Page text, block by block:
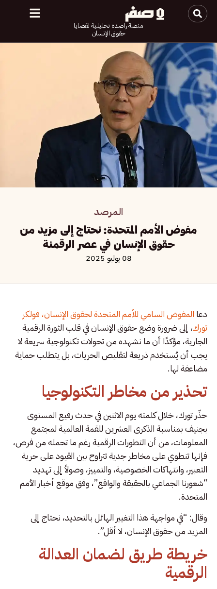
منصة راصدة تحليلية لقضايا
حقوق الإنسان
المرصد
مفوض الأمم المتحدة: نحتاج إلى مزيد من
حقوق الإنسان في عصر الرقمنة
08 يوليو 2025
دعا المفوض السامي للأمم المتحدة لحقوق الإنسان، فولكر
تورك، إلى ضرورة وضع حقوق الإنسان في قلب الثورة الرقمية
الجارية، مؤكدًا أن ما نشهده من تحولات تكنولوجية سريعة لا
يجب أن يُستخدم ذريعة لتقليص الحريات، بل يتطلب حماية
مضاعفة لها.
تحذير من مخاطر التكنولوجيا
حذّر تورك، خلال كلمته يوم الاثنين في حدث رفيع المستوى
بجنيف بمناسبة الذكرى العشرين للقمة العالمية لمجتمع
المعلومات، من أن التطورات الرقمية رغم ما تحمله من فرص،
فإنها تنطوي على مخاطر جدية تتراوح بين القيود على حرية
التعبير، وانتهاكات الخصوصية، والتمييز، وصولاً إلى تهديد
“شعورنا الجماعي بالحقيقة والواقع”، وفق موقع أخبار الأمم
المتحدة.
وقال: “في مواجهة هذا التغيير الهائل بالتحديد، نحتاج إلى
المزيد من حقوق الإنسان، لا أقل”.
خريطة طريق لضمان العدالة
الرقمية